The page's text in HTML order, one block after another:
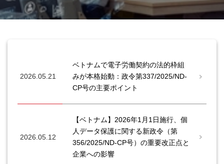
2026.05.21
ベトナムで電子労働契約の法的枠組
みが本格始動：政令第337/2025/ND-
CP号の主要ポイント
2026.05.12
【ベトナム】2026年1月1日施行、個
人データ保護に関する新政令（第
356/2025/ND-CP号）の重要改正点と
企業への影響